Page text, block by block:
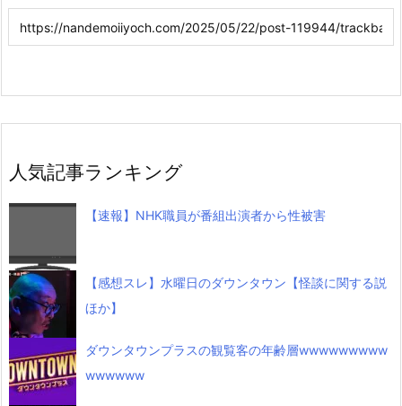
人気記事ランキング
【速報】NHK職員が番組出演者から性被害
【感想スレ】水曜日のダウンタウン【怪談に関する説
ほか】
ダウンタウンプラスの観覧客の年齢層wwwwwwwww
wwwwww